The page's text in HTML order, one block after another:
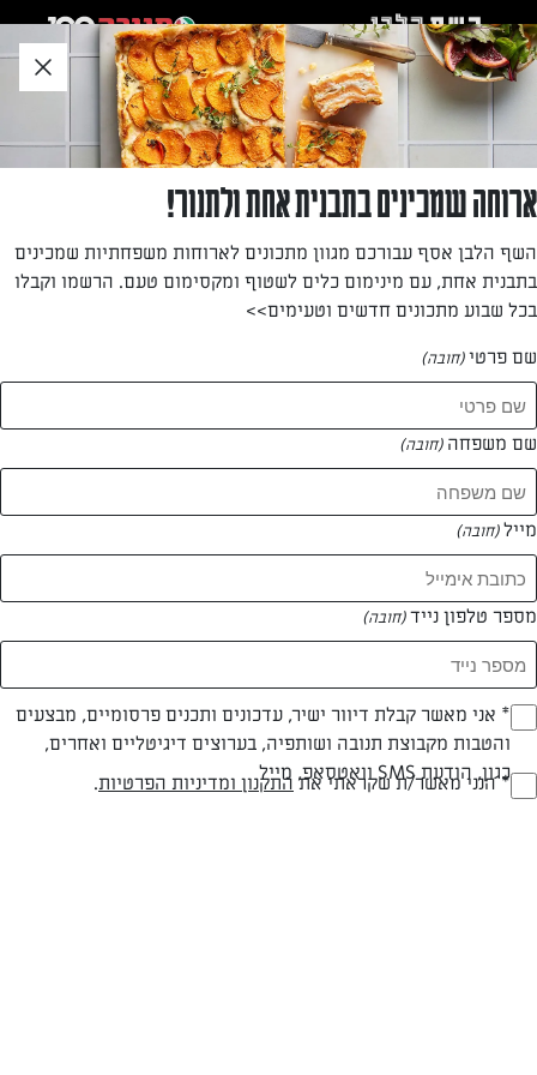
לאזור
תוכן
תחתון
עדי שואף
—
המתכונים של עדי שואף
0 מתכונים
המאמרים של עדי שואף
0 מאמרים
ארוחה שמכינים בתבנית אחת ולתנור!
השף הלבן אסף עבורכם מגוון מתכונים לארוחות משפחתיות שמכינים
בתבנית אחת, עם מינימום כלים לשטוף ומקסימום טעם. הרשמו וקבלו
בכל שבוע מתכונים חדשים וטעימים>>
שם פרטי(חובה)
שם משפחה (חובה)
מייל(חובה)
מספר טלפון נייד(חובה)
(חובה)* אני מאשר קבלת דיוור ישיר, עדכונים ותכנים פרסומיים, מבצעים
והטבות מקבוצת תנובה ושותפיה, בערוצים דיגיטליים ואחרים,
כגון, הודעת SMS וואטסאפ, מייל(חובה)* הנני מאשר/ת שקראתי את התקנון ומדיניות הפרטיות.